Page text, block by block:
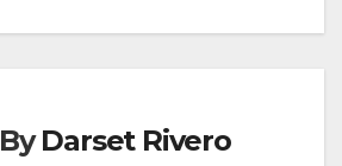
ByDarset Rivero